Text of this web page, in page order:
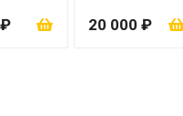
20 000 ₽